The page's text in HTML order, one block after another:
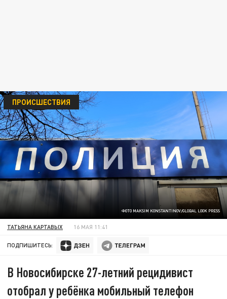
ФОТО MAKSIM KONSTANTINOV/GLOBAL LOOK PRESS
ПРОИСШЕСТВИЯ
ТАТЬЯНА КАРТАВЫХ 16 МАЯ 11:41
ПОДПИШИТЕСЬ:
В Новосибирске 27-летний рецидивист
отобрал у ребёнка мобильный телефон